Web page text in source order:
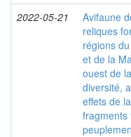
2022-05-21
Avifaune
reliques
régions
et de la
ouest de
diversité,
effets de
fragments